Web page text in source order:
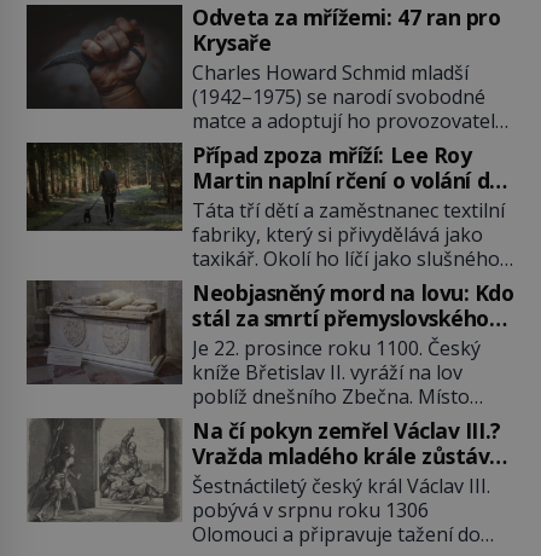
Odveta za mřížemi: 47 ran pro
Krysaře
Charles Howard Schmid mladší
(1942–1975) se narodí svobodné
matce a adoptují ho provozovatelé
pečovatelského domu Charles a
Katharine Schmidovi. Synek jim
mnoho radosti nepřinese. Mezi
přáteli v arizonském Tusconu se
mu přezdívá Krysař. Je to pohledný
a charismatický mladík, kterému to
ve škole dvakrát nejde. Exceluje ale
v tělocviku. Škola si díky němu
může vystavit […]
Případ zpoza mříží: Lee Roy
Martin naplní rčení o volání do
lesa
Táta tří dětí a zaměstnanec textilní
fabriky, který si přivydělává jako
taxikář. Okolí ho líčí jako slušného
člověka. To je Lee Roy Martin
(1937–1972), jinak též Škrtič z
Gaffney, městečka v Jižní Karolíně.
Mezi lety 1967 až 1968 zavraždí dvě
ženy a dvě dívky. Dne 20. května
1967 znásilní a zavraždí 32letou
Annie Lucille Dedmondovou. […]
Neobjasněný mord na lovu: Kdo
stál za smrtí přemyslovského
knížete Břetislava II.?
Je 22. prosince roku 1100. Český
kníže Břetislav II. vyráží na lov
poblíž dnešního Zbečna. Místo
návratu na Pražský hrad však
přichází smrt. Muž na něj zaútočí
kopím a panovník svým zraněním
podlehne. Kdo atentát zosnoval a
proč? Odpověď neznají ani historici
po více než devíti stech letech.
Na čí pokyn zemřel Václav III.?
Vražda mladého krále zůstává
po 720 letech nevyřešenou
záhadou
Šestnáctiletý český král Václav III.
pobývá v srpnu roku 1306
Olomouci a připravuje tažení do